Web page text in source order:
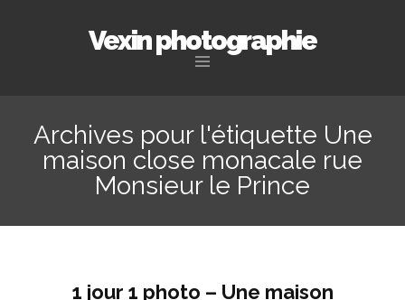
Vexin photographie
contenu
principal
Archives pour l'étiquette Une
maison close monacale rue
Monsieur le Prince
1 jour 1 photo – Une maison